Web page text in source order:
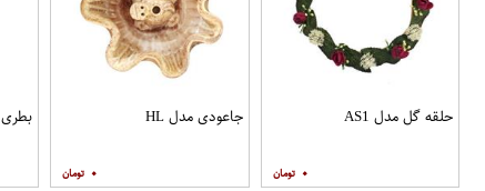
حلقه گل مدل AS1
۰
جاعودی مدل HL
۰
بطری